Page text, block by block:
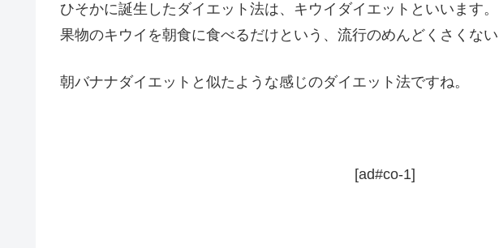
ひそかに誕生したダイエット法は、キウイダイエットといいます。
果物のキウイを朝食に食べるだけという、流行のめんどくさくな
朝バナナダイエットと似たような感じのダイエット法ですね。
[ad#co-1]